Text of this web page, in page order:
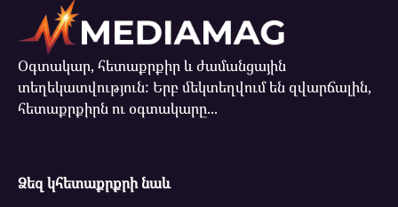
Օգտակար, հետաքրքիր և ժամանցային
տեղեկատվություն: Երբ մեկտեղվում են զվարճալին,
հետաքրքիրն ու օգտակարը...
Ձեզ կհետաքրքրի նաև